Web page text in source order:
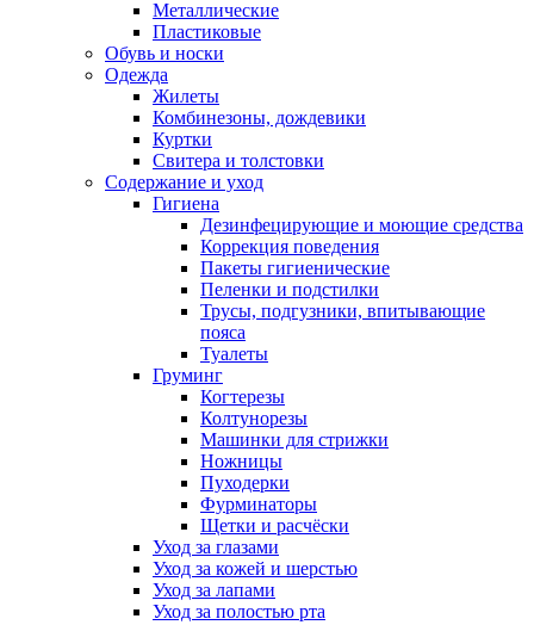
Металлические
Пластиковые
Обувь и носки
Одежда
Жилеты
Комбинезоны, дождевики
Куртки
Свитера и толстовки
Содержание и уход
Гигиена
Дезинфецирующие и моющие средства
Коррекция поведения
Пакеты гигиенические
Пеленки и подстилки
Трусы, подгузники, впитывающие
пояса
Туалеты
Груминг
Когтерезы
Колтунорезы
Машинки для стрижки
Ножницы
Пуходерки
Фурминаторы
Щетки и расчёски
Уход за глазами
Уход за кожей и шерстью
Уход за лапами
Уход за полостью рта